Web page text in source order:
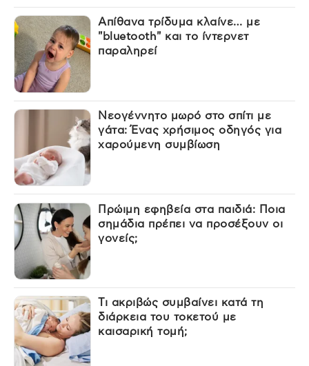
Απίθανα τρίδυμα κλαίνε… με
"bluetooth" και το ίντερνετ
παραληρεί
Νεογέννητο μωρό στο σπίτι με
γάτα: Ένας χρήσιμος οδηγός για
χαρούμενη συμβίωση
Πρώιμη εφηβεία στα παιδιά: Ποια
σημάδια πρέπει να προσέξουν οι
γονείς;
Τι ακριβώς συμβαίνει κατά τη
διάρκεια του τοκετού με
καισαρική τομή;